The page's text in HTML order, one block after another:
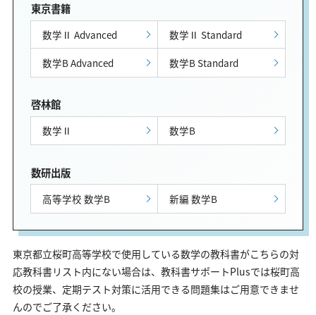
東京書籍
数学Ⅱ Advanced
数学Ⅱ Standard
数学B Advanced
数学B Standard
啓林館
数学Ⅱ 数学B
数研出版
高等学校 数学B 新編 数学B
東京都立桜町高等学校で使用している数学の教科書がこちらの対
応教科書リスト内にない場合は、教科書サポートPlusでは桜町高
校の授業、定期テスト対策に活用できる問題集はご用意できませ
んのでご了承ください。